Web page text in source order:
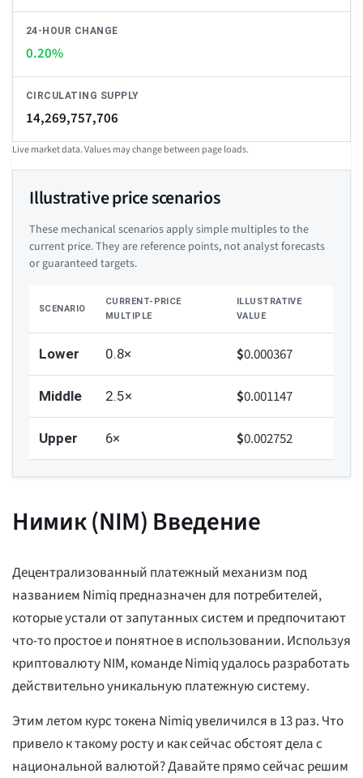
24-HOUR CHANGE
0.20%
CIRCULATING SUPPLY
14,269,757,706
Live market data. Values may change between page loads.
Illustrative price scenarios
These mechanical scenarios apply simple multiples to the
current price. They are reference points, not analyst forecasts
or guaranteed targets.
SCENARIO
CURRENT-PRICE
MULTIPLE
ILLUSTRATIVE
VALUE
Lower 0.8× $0.000367
Middle 2.5× $0.001147
Upper 6× $0.002752
Нимик (NIM) Введение
Децентрализованный платежный механизм под
названием Nimiq предназначен для потребителей,
которые устали от запутанных систем и предпочитают
что-то простое и понятное в использовании. Используя
криптовалюту NIM, команде Nimiq удалось разработать
действительно уникальную платежную систему.
Этим летом курс токена Nimiq увеличился в 13 раз. Что
привело к такому росту и как сейчас обстоят дела с
национальной валютой? Давайте прямо сейчас решим